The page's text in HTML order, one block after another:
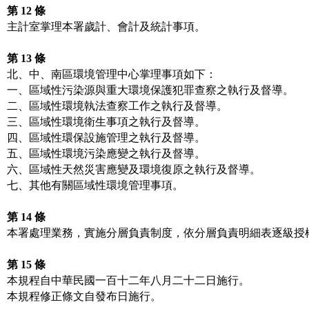
第 12 條
主計室掌理本署歲計、會計及統計事項。
第 13 條
北、中、南區環境管理中心掌理事項如下：
一、區域性污染源與重大環境保護犯罪查察之執行及督導。
二、區域性環境執法查察工作之執行及督導。
三、區域性環境衛生事項之執行及督導。
四、區域性環保設施管理之執行及督導。
五、區域性環境污染應變之執行及督導。
六、區域性天然災害應變及環境復原之執行及督導。
七、其他有關區域性環境管理事項。
第 14 條
本署處理業務，實施分層負責制度，依分層負責明細表逐級授
第 15 條
本規程自中華民國一百十二年八月二十二日施行。